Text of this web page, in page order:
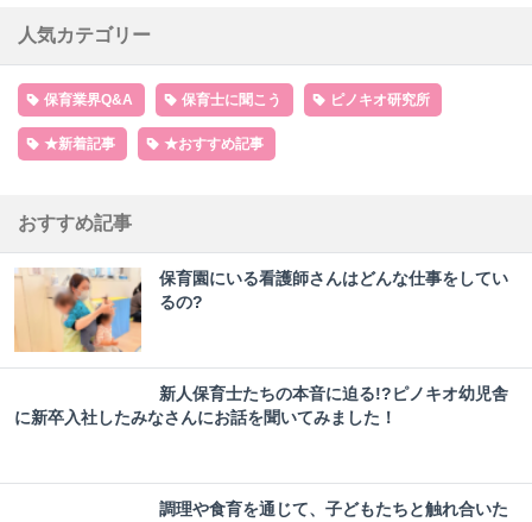
人気カテゴリー
保育業界Q&A 保育士に聞こう ピノキオ研究所
★新着記事 ★おすすめ記事
おすすめ記事
保育園にいる看護師さんはどんな仕事をしてい
るの?
新人保育士たちの本音に迫る!?ピノキオ幼児舎
に新卒入社したみなさんにお話を聞いてみました！
調理や食育を通じて、子どもたちと触れ合いた